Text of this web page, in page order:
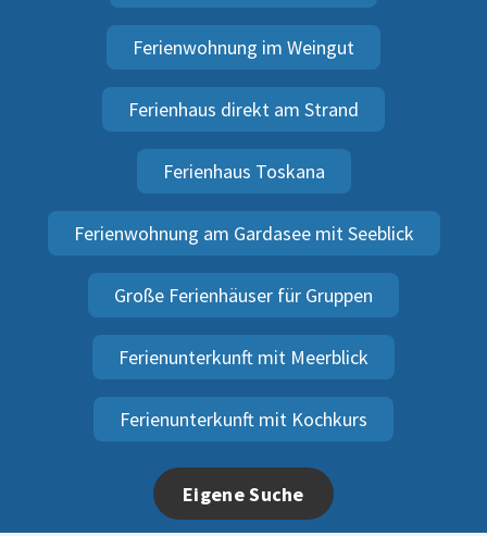
Ferienwohnung im Weingut
Ferienhaus direkt am Strand
Ferienhaus Toskana
Ferienwohnung am Gardasee mit Seeblick
Große Ferienhäuser für Gruppen
Ferienunterkunft mit Meerblick
Ferienunterkunft mit Kochkurs
Eigene Suche